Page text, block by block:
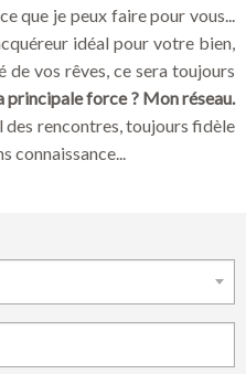
que je peux faire pour vous...
idéal pour votre bien,
vos rêves, ce sera toujours
principale force ? Mon réseau.
des rencontres, toujours fidèle
connaissance...